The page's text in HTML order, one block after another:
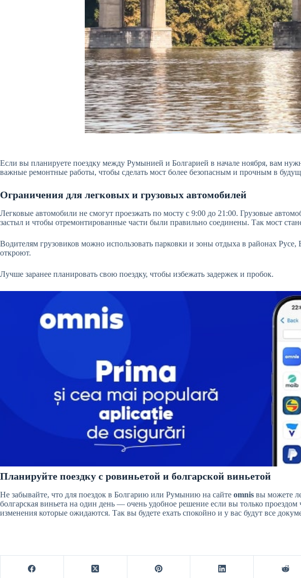
Если вы планируете поездку между Румынией и Болгарией в начале ноября, вам
важные ремонтные работы, чтобы сделать мост более безопасным и прочным в
Ограничения для легковых и грузовых автомобилей
Легковые автомобили не смогут проезжать по мосту с 9:00 до 21:00. Грузовые
застыл и чтобы отремонтированные части были правильно соединены. Так мост
Водителям грузовиков можно использовать парковки и зоны отдыха в районах
откроют.
Лучше заранее планировать свою поездку, чтобы избежать задержек и пробок.
Планируйте поездку с ровиньетой и болгарской виньетой
Не забывайте, что для поездок в Болгарию или Румынию на сайте omnis вы можете
болгарская виньета на один день — очень удобное решение если вы только проездом
изменения которые ожидаются. Так вы будете ехать спокойно и у вас будут все